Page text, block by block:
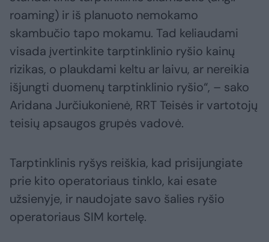
roaming) ir iš planuoto nemokamo
skambučio tapo mokamu. Tad keliaudami
visada įvertinkite tarptinklinio ryšio kainų
rizikas, o plaukdami keltu ar laivu, ar nereikia
išjungti duomenų tarptinklinio ryšio“, – sako
Aridana Jurčiukonienė, RRT Teisės ir vartotojų
teisių apsaugos grupės vadovė.
Tarptinklinis ryšys reiškia, kad prisijungiate
prie kito operatoriaus tinklo, kai esate
užsienyje, ir naudojate savo šalies ryšio
operatoriaus SIM kortelę.